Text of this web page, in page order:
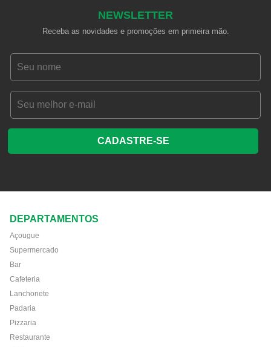
NEWSLETTER
Receba as novidades e promoções em primeira mão.
CADASTRE-SE
DEPARTAMENTOS
Açougue
Supermercado
Bar
Cafeteria
Lanchonete
Padaria
Pizzaria
Restaurante